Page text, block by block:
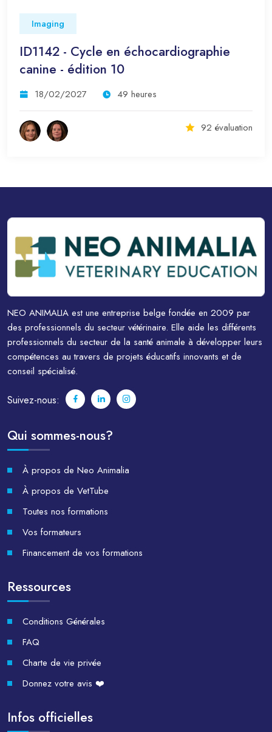
Imaging
ID1142 - Cycle en échocardiographie
canine - édition 10
18/02/2027 49 heures
92 évaluation
NEO ANIMALIA est une entreprise belge fondée en 2009 par
des professionnels du secteur vétérinaire. Elle aide les différents
professionnels du secteur de la santé animale à développer leurs
compétences au travers de projets éducatifs innovants et de
conseil spécialisé.
Suivez-nous:
Qui sommes-nous?
À propos de Neo Animalia
À propos de VetTube
Toutes nos formations
Vos formateurs
Financement de vos formations
Ressources
Conditions Générales
FAQ
Charte de vie privée
Donnez votre avis ❤️
Infos officielles